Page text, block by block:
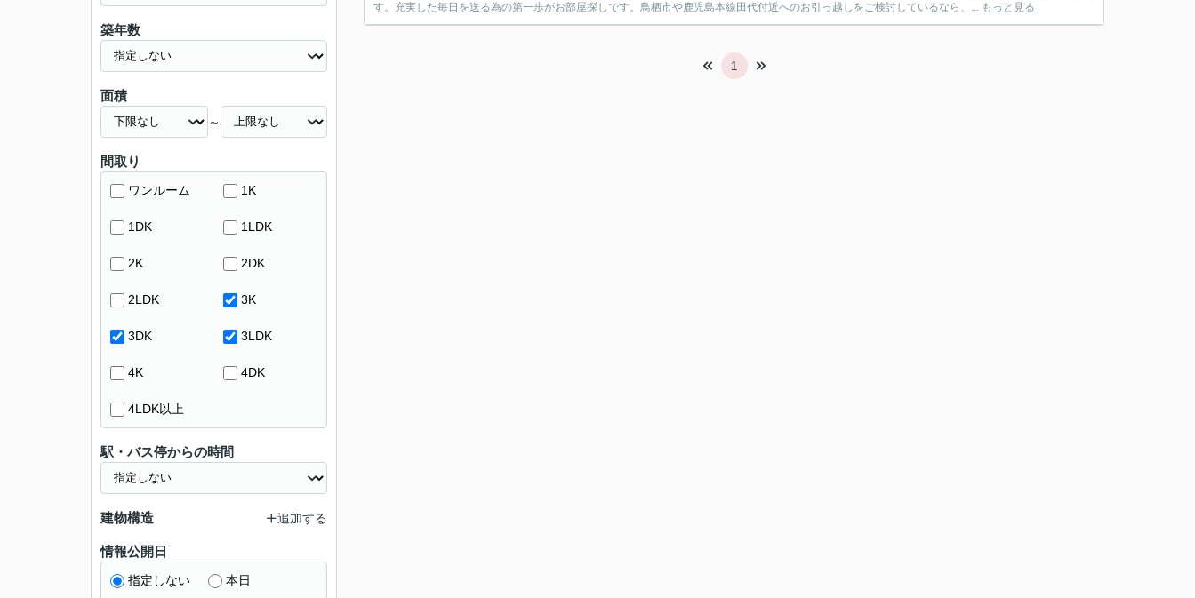
す。充実した毎日を送る為の第一歩がお部屋探しです。鳥栖市や鹿児島本線田代付近へのお引っ越しをご検討しているなら、... もっと見る
1
築年数
面積
～
間取り
ワンルーム 1K
1DK 1LDK
2K 2DK
2LDK 3K
3DK 3LDK
4K 4DK
4LDK以上
駅・バス停からの時間
建物構造 追加する
情報公開日
指定しない 本日